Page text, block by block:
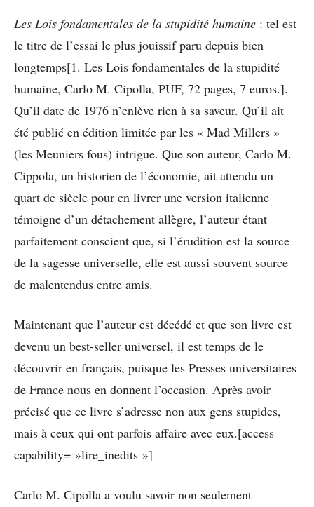
Les Lois fondamentales de la stupidité humaine : tel est
le titre de l’essai le plus jouissif paru depuis bien
longtemps[1. Les Lois fondamentales de la stupidité
humaine, Carlo M. Cipolla, PUF, 72 pages, 7 euros.].
Qu’il date de 1976 n’enlève rien à sa saveur. Qu’il ait
été publié en édition limitée par les « Mad Millers »
(les Meuniers fous) intrigue. Que son auteur, Carlo M.
Cippola, un historien de l’économie, ait attendu un
quart de siècle pour en livrer une version italienne
témoigne d’un détachement allègre, l’auteur étant
parfaitement conscient que, si l’érudition est la source
de la sagesse universelle, elle est aussi souvent source
de malentendus entre amis.
Maintenant que l’auteur est décédé et que son livre est
devenu un best-seller universel, il est temps de le
découvrir en français, puisque les Presses universitaires
de France nous en donnent l’occasion. Après avoir
précisé que ce livre s’adresse non aux gens stupides,
mais à ceux qui ont parfois affaire avec eux.[access
capability= »lire_inedits »]
Carlo M. Cipolla a voulu savoir non seulement